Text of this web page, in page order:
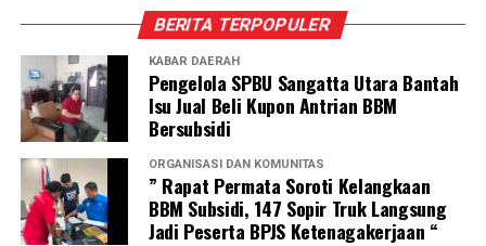
BERITA TERPOPULER
KABAR DAERAH
Pengelola SPBU Sangatta Utara Bantah
Isu Jual Beli Kupon Antrian BBM
Bersubsidi
ORGANISASI DAN KOMUNITAS
” Rapat Permata Soroti Kelangkaan
BBM Subsidi, 147 Sopir Truk Langsung
Jadi Peserta BPJS Ketenagakerjaan “